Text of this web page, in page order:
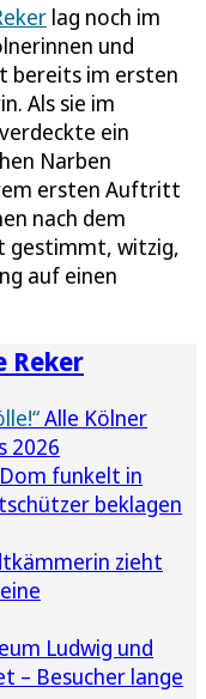
lag noch im
und
bereits im ersten
Als sie im
ein
Narben
ersten Auftritt
nach dem
gestimmt, witzig,
auf einen
Reker
Alle Kölner
2026
funkelt in
beklagen
zieht
Ludwig und
– Besucher lange